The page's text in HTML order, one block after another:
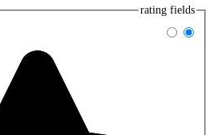
rating fields